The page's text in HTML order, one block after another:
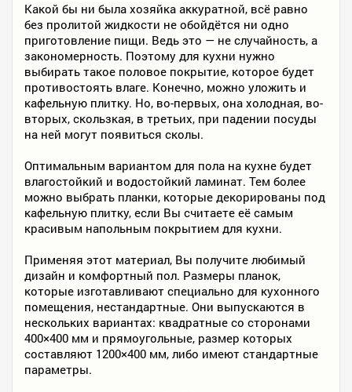
Какой бы ни была хозяйка аккуратной, всё равно
без пролитой жидкости не обойдётся ни одно
приготовление пищи. Ведь это — не случайность, а
закономерность. Поэтому для кухни нужно
выбирать такое половое покрытие, которое будет
противостоять влаге. Конечно, можно уложить и
кафельную плитку. Но, во-первых, она холодная, во-
вторых, скользкая, в третьих, при падении посуды
на ней могут появиться сколы.
Оптимальным вариантом для пола на кухне будет
влагостойкий и водостойкий ламинат. Тем более
можно выбрать планки, которые декорированы под
кафельную плитку, если Вы считаете её самым
красивым напольным покрытием для кухни.
Применяя этот материал, Вы получите любимый
дизайн и комфортный пол. Размеры планок,
которые изготавливают специально для кухонного
помещения, нестандартные. Они выпускаются в
нескольких вариантах: квадратные со сторонами
400×400 мм и прямоугольные, размер которых
составляют 1200×400 мм, либо имеют стандартные
параметры.